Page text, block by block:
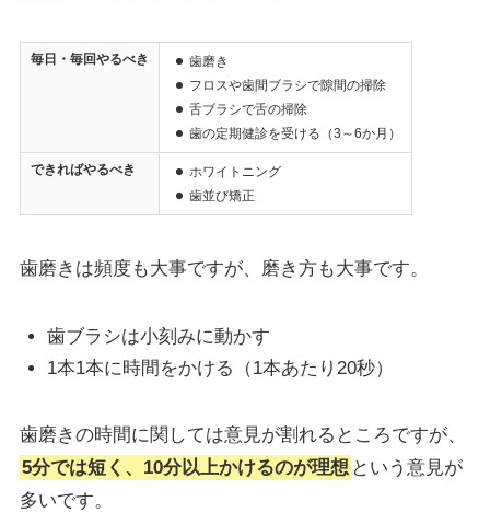
毎日・毎回やるべき
歯磨き
フロスや歯間ブラシで隙間の掃除
舌ブラシで舌の掃除
歯の定期健診を受ける（3～6か月）
できればやるべき
ホワイトニング
歯並び矯正
歯磨きは頻度も大事ですが、磨き方も大事です。
歯ブラシは小刻みに動かす
1本1本に時間をかける（1本あたり20秒）
歯磨きの時間に関しては意見が割れるところですが、
5分では短く、10分以上かけるのが理想 という意見が
多いです。